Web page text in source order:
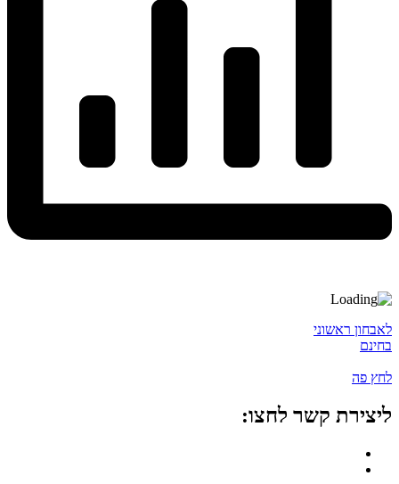
לאבחון ראשוני
בחינם
לחץ פה
ליצירת קשר לחצו: